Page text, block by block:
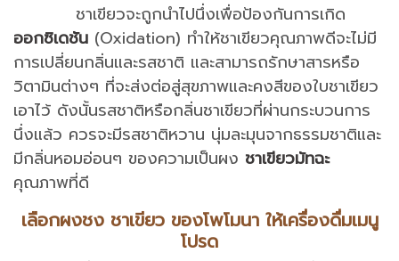
ชาเขียวจะถูกนำไปนึ่งเพื่อป้องกันการเกิด
ออกซิเดชัน (Oxidation) ทำให้ชาเขียวคุณภาพดีจะไม่มี
การเปลี่ยนกลิ่นและรสชาติ และสามารถรักษาสารหรือ
วิตามินต่างๆ ที่จะส่งต่อสู่สุขภาพและคงสีของใบชาเขียว
เอาไว้ ดังนั้นรสชาติหรือกลิ่นชาเขียวที่ผ่านกระบวนการ
นึ่งแล้ว ควรจะมีรสชาติหวาน นุ่มละมุนจากธรรมชาติและ
มีกลิ่นหอมอ่อนๆ ของความเป็นผง ชาเขียวมัทฉะ
คุณภาพที่ดี
เลือกผงชง ชาเขียว ของโพโมนา ให้เครื่องดื่มเมนู
โปรด